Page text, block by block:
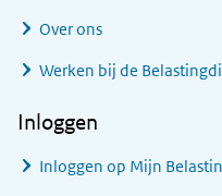
Over ons
Werken bij de
Inloggen
Inloggen op Mijn